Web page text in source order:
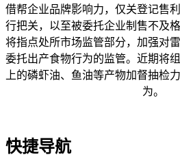
借帮企业品牌影响力，仅关登记售
行把关，以至被委托企业制售不及
将指点处所市场监管部分，加强对
委托出产食物行为的监管。近期将
上的磷虾油、鱼油等产物加督抽检
为。
快捷导航